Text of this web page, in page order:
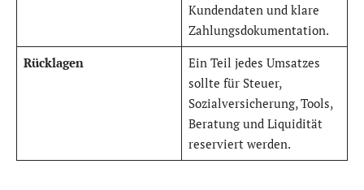
Kundendaten und klare
Zahlungsdokumentation.
Rücklagen
Ein Teil jedes Umsatzes
sollte für Steuer,
Sozialversicherung, Tools,
Beratung und Liquidität
reserviert werden.